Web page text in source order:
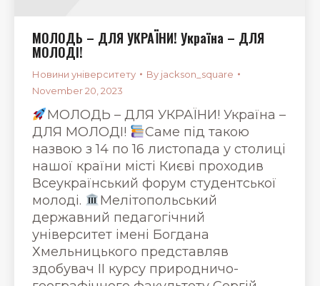
МОЛОДЬ – ДЛЯ УКРАЇНИ! Україна – ДЛЯ
МОЛОДІ!
Новини університету By jackson_square
November 20, 2023
МОЛОДЬ – ДЛЯ УКРАЇНИ! Україна –
ДЛЯ МОЛОДІ!
Саме під такою
назвою з 14 по 16 листопада у столиці
нашої країни місті Києві проходив
Всеукраїнський форум студентської
молоді.
Мелітопольський
державний педагогічний
університет імені Богдана
Хмельницького представляв
здобувач ІІ курсу природничо-